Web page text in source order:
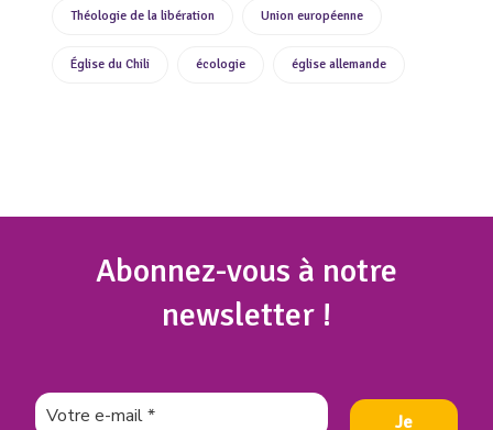
Théologie de la libération Union européenne
Église du Chili écologie église allemande
Abonnez-vous à notre
newsletter !